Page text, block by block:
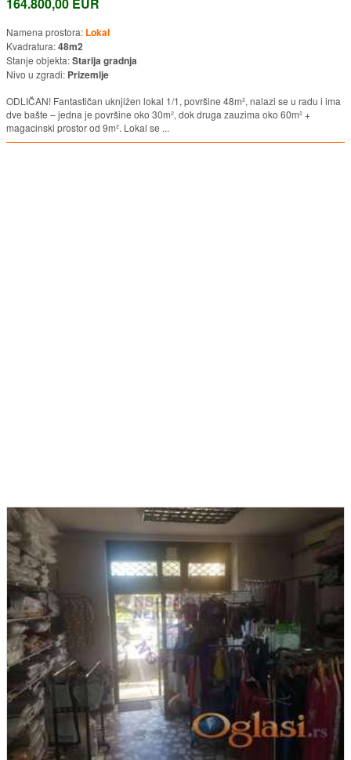
164.800,00 EUR
Namena prostora: Lokal
Kvadratura:48m2
Stanje objekta:Starija gradnja
Nivo u zgradi: Prizemlje
ODLIČAN! Fantastičan uknjižen lokal 1/1, površine 48m², nalazi se u radu i ima
dve bašte – jedna je površine oko 30m², dok druga zauzima oko 60m² +
magacinski prostor od 9m². Lokal se ...